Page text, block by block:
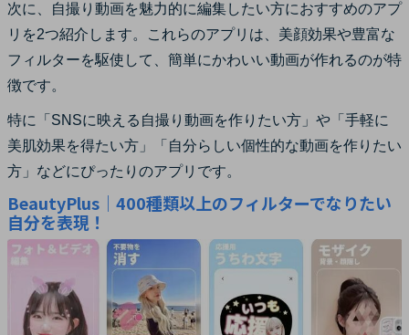
次に、自撮り動画を魅力的に編集したい方におすすめのアプ
リを2つ紹介します。これらのアプリは、美顔効果や豊富な
フィルターを駆使して、簡単にかわいい動画が作れるのが特
徴です。
特に「SNSに映える自撮り動画を作りたい方」や「手軽に
美肌効果を得たい方」「自分らしい個性的な動画を作りたい
方」などにぴったりのアプリです。
BeautyPlus｜400種類以上のフィルターでなりたい
自分を表現！